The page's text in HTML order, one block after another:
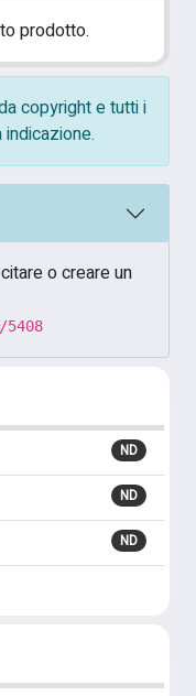
prodotto.
copyright e tutti i
o creare un
ND
ND
ND